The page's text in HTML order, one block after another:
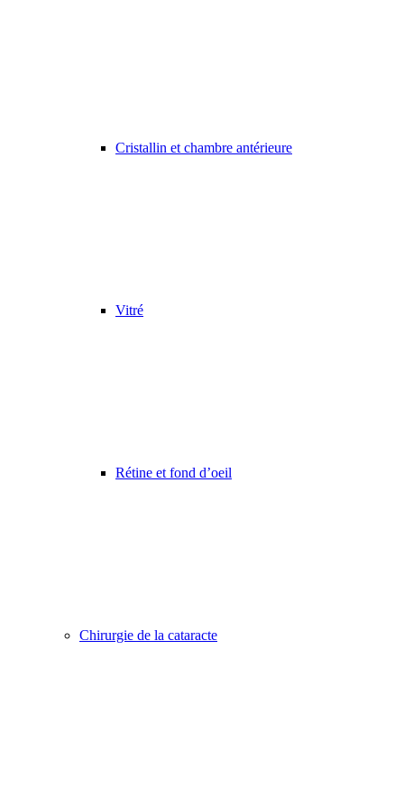
Cristallin et chambre antérieure
Vitré
Rétine et fond d’oeil
Chirurgie de la cataracte